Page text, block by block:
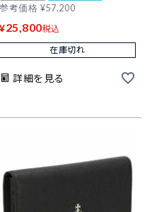
参考価格 ¥57,200
¥25,800税込
在庫切れ
詳細を見る